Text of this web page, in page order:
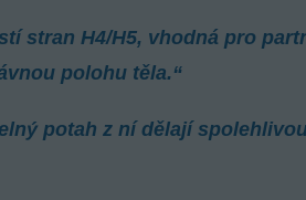
stran H4/H5, vhodná pro
polohu těla.“
potah z ní dělají